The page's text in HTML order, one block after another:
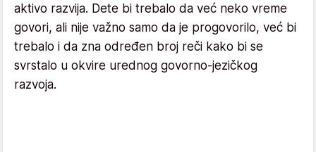
aktivo razvija. Dete bi trebalo da već neko vreme
govori, ali nije važno samo da je progovorilo, već bi
trebalo i da zna određen broj reči kako bi se
svrstalo u okvire urednog govorno-jezičkog
razvoja.